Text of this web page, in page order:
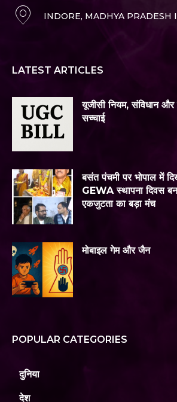
INDORE, MADHYA PRADESH
LATEST ARTICLES
यूजीसी नियम, संविधान
सच्चाई
बसंत पंचमी पर भोपाल में
GEWA स्थापना दिवस
एकजुटता का बड़ा मंच
मोबाइल गेम और जैन
POPULAR CATEGORIES
दुनिया
देश